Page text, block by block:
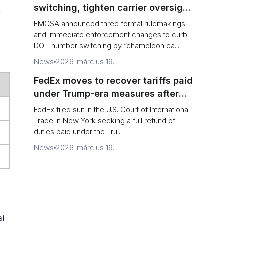
switching, tighten carrier oversight
and boost road safety
FMCSA announced three formal rulemakings
and immediate enforcement changes to curb
DOT-number switching by “chameleon ca...
News 2026. március 19.
FedEx moves to recover tariffs paid
under Trump-era measures after
Supreme Court decision
FedEx filed suit in the U.S. Court of International
Trade in New York seeking a full refund of
duties paid under the Tru...
News 2026. március 19.